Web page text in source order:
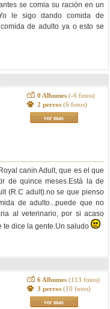
se comia su ración en un
le sigo dando comida de
de adulto ya o esto se
0 Albumes (-6 fotos)
2 perros (6 fotos)
ver mas
canin Adult, que es el que
de quince meses.Está la de
(R.C adult).no se que pienso
de adulto...puede que no
al veterinario, por si acaso
te dice la gente.Un saludo
6 Albumes (113 fotos)
3 perros (10 fotos)
ver mas